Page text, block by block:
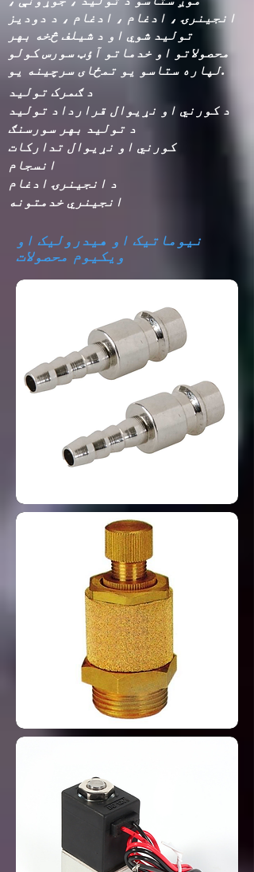
انجینرۍ ، ادغام ، ادغام ، د دودیز
تولید شوي او د شیلف څخه بهر
محصولاتو او خدماتو آؤټ سورس کولو
لپاره ستاسو یو تمځای سرچینه یو.
د ګمرک تولید
د کورني او نړیوال قرارداد تولید
د تولید بهر سورسنګ
کورني او نړیوال تدارکات
انجینري خدمتونه
نیوماتیک او هیدرولیک او
ویکیوم محصولات